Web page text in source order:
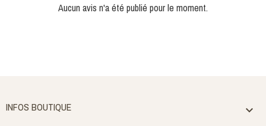
Aucun avis n'a été publié pour le moment.
INFOS BOUTIQUE 